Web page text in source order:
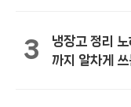
3
냉장고 정리
까지 알차게 쓰